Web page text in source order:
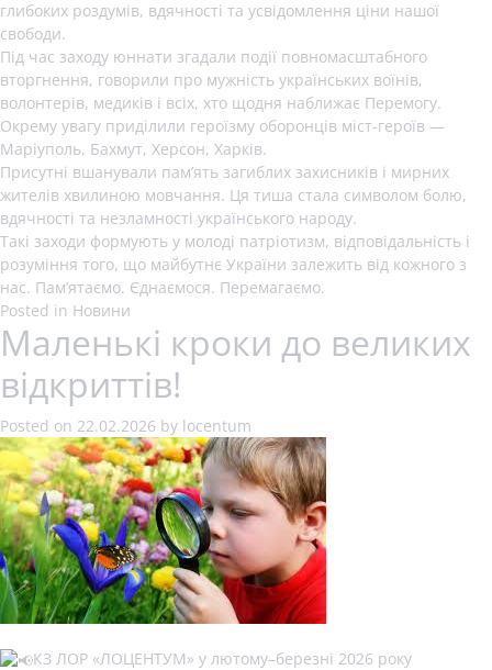
глибоких роздумів, вдячності та усвідомлення ціни нашої
свободи.
Під час заходу юннати згадали події повномасштабного
вторгнення, говорили про мужність українських воїнів,
волонтерів, медиків і всіх, хто щодня наближає Перемогу.
Окрему увагу приділили героїзму оборонців міст-героїв —
Маріуполь, Бахмут, Херсон, Харків.
Присутні вшанували пам’ять загиблих захисників і мирних
жителів хвилиною мовчання. Ця тиша стала символом болю,
вдячності та незламності українського народу.
Такі заходи формують у молоді патріотизм, відповідальність і
розуміння того, що майбутнє України залежить від кожного з
нас. Пам’ятаємо. Єднаємося. Перемагаємо.
Posted in Новини
Маленькі кроки до великих
відкриттів!
Posted on 22.02.2026 by locentum
КЗ ЛОР «ЛОЦЕНТУМ» у лютому–березні 2026 року